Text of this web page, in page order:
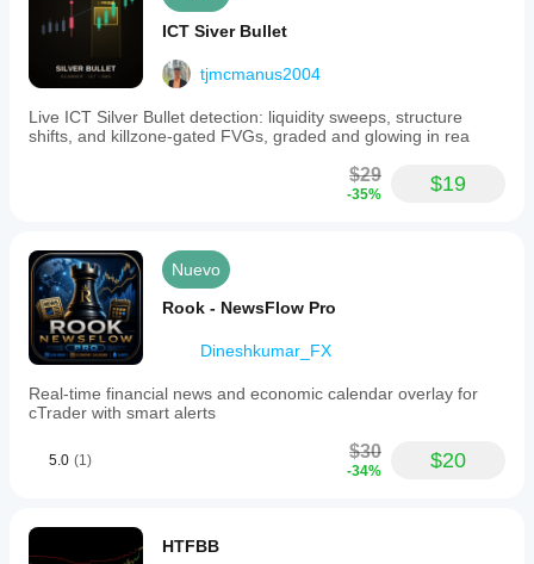
ICT Siver Bullet
tjmcmanus2004
Live ICT Silver Bullet detection: liquidity sweeps, structure
shifts, and killzone-gated FVGs, graded and glowing in rea
$29
-35% $19
Nuevo
Rook - NewsFlow Pro
Dineshkumar_FX
Real-time financial news and economic calendar overlay for
cTrader with smart alerts
5.0 (1) $30
-34% $20
HTFBB